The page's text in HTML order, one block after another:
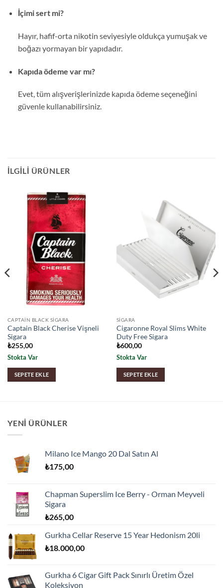
İçimi sert mi?
Hayır, hafif-orta nikotin seviyesiyle oldukça yumuşak ve
boğazı yormayan bir yapıdadır.
Kapıda ödeme var mı?
Evet, tüm alışverişlerinizde kapıda ödeme seçeneğini
güvenle kullanabilirsiniz.
İLGILI ÜRÜNLER
CAPTAIN BLACK SIGARA
Captain Black Cherise Vişneli
Sigara
₺255,00
Stokta Var
SEPETE EKLE
SIGARA
Cigaronne Royal Slims White
Duty Free Sigara
₺600,00
Stokta Var
SEPETE EKLE
YENI ÜRÜNLER
Milano Ice Mango 20 Dal Satın Al
₺175,00
Chapman Superslim Ice Berry - Orman Meyveli
Sigara
₺265,00
Gurkha Cellar Reserve 15 Year Hedonism 20li
₺18.000,00
Gurkha 6 Cigar Gift Pack Sınırlı Üretim Özel
Koleksiyon